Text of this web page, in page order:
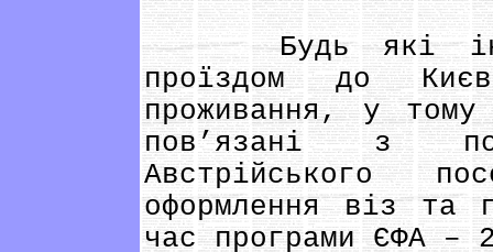
Будь які інші
проїздом до
проживання, у тому
пов’язані з
Австрійського
оформлення віз та
час програми ЄФА –